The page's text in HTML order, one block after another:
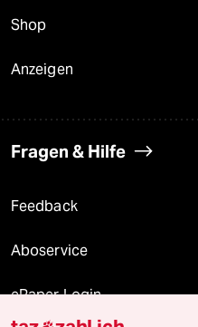
Shop
Anzeigen
Fragen & Hilfe
Feedback
Aboservice
ePaper Login